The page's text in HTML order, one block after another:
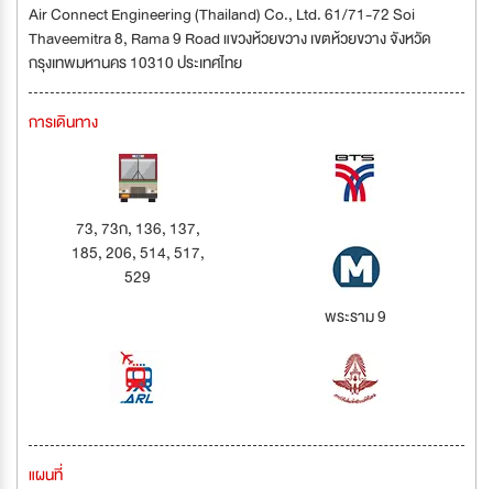
Air Connect Engineering (Thailand) Co., Ltd. 61/71-72 Soi
Thaveemitra 8, Rama 9 Road แขวงห้วยขวาง เขตห้วยขวาง จังหวัด
กรุงเทพมหานคร 10310 ประเทศไทย
การเดินทาง
73, 73ก, 136, 137,
185, 206, 514, 517,
529
พระราม 9
แผนที่